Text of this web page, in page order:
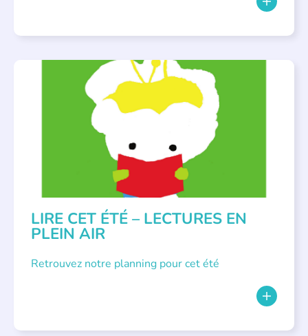
BIBLIOTHÈQUES ÉVÉNEMENTS , LECTURE INDIVIDUALISÉE
LITTÉRATURE JEUNESSE
LIRE CET ÉTÉ – LECTURES EN
PLEIN AIR
Retrouvez notre planning pour cet été